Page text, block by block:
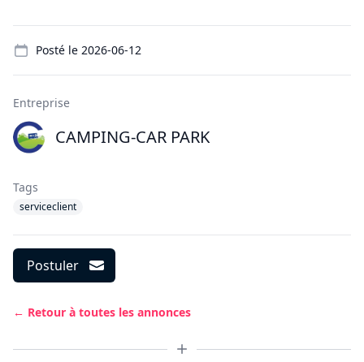
Posté le 2026-06-12
Entreprise
CAMPING-CAR PARK
Tags
serviceclient
Postuler
← Retour à toutes les annonces